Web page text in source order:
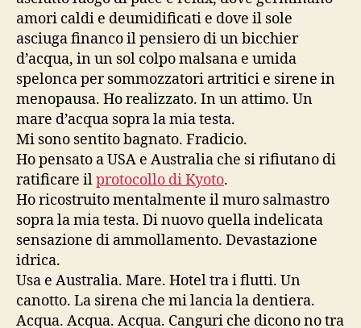
amori caldi e deumidificati e dove il sole
asciuga financo il pensiero di un bicchier
d’acqua, in un sol colpo malsana e umida
spelonca per sommozzatori artritici e sirene in
menopausa. Ho realizzato. In un attimo. Un
mare d’acqua sopra la mia testa.
Mi sono sentito bagnato. Fradicio.
Ho pensato a USA e Australia che si rifiutano di
ratificare ilprotocollo di Kyoto.
Ho ricostruito mentalmente il muro salmastro
sopra la mia testa. Di nuovo quella indelicata
sensazione di ammollamento. Devastazione
idrica.
Usa e Australia. Mare. Hotel tra i flutti. Un
canotto. La sirena che mi lancia la dentiera.
Acqua. Acqua. Acqua. Canguri che dicono no tra